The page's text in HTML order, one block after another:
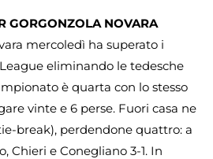
GORGONZOLA NOVARA
mercoledì ha superato i
eliminando le tedesche
è quarta con lo stesso
vinte e 6 perse. Fuori casa ne
break), perdendone quattro: a
Chieri e Conegliano 3-1. In